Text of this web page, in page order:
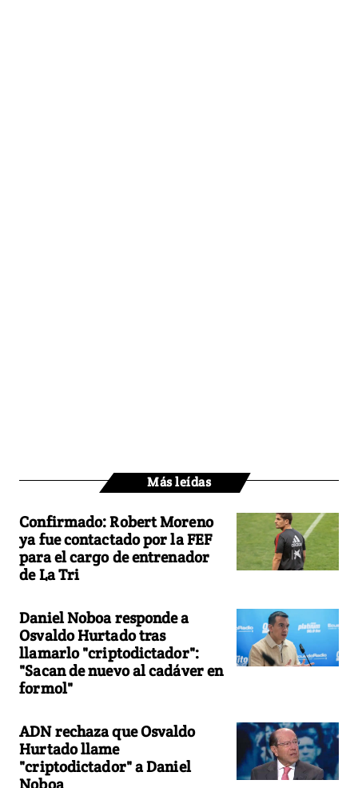
Más leídas
Confirmado: Robert Moreno
ya fue contactado por la FEF
para el cargo de entrenador
de La Tri
Daniel Noboa responde a
Osvaldo Hurtado tras
llamarlo "criptodictador":
"Sacan de nuevo al cadáver en
formol"
ADN rechaza que Osvaldo
Hurtado llame
"criptodictador" a Daniel
Noboa